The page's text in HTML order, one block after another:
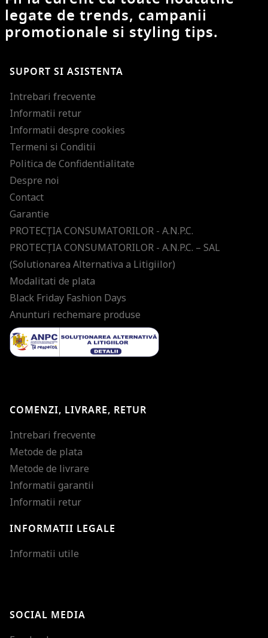
legate de trends, campanii
promotionale si styling tips.
SUPORT SI ASISTENTA
Intrebari frecvente
Informatii retur
Informatii despre cookies
Termeni si Conditii
Politica de Confidentialitate
Despre noi
Contact
Garantie
PROTECŢIA CONSUMATORILOR - A.N.P.C.
PROTECŢIA CONSUMATORILOR - A.N.P.C. – SAL
(Solutionarea Alternativa a Litigiilor)
Modalitati de plata
Black Friday Fashion Days
Anunturi rechemare produse
COMENZI, LIVRARE, RETUR
Intrebari frecvente
Metode de plata
Metode de livrare
Informatii garantii
Informatii retur
INFORMATII LEGALE
Informatii utile
SOCIAL MEDIA